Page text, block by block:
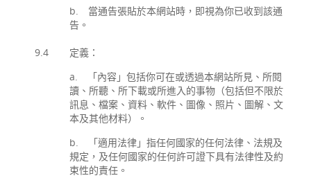
b. 當通告張貼於本網站時，即視為你已收到該通
告。
9.4
定義：
a. 「內容」包括你可在或透過本網站所見、所閱
讀、所聽、所下載或所進入的事物（包括但不限於
訊息、檔案、資料、軟件、圖像、照片、圖解、文
本及其他材料）。
b. 「適用法律」指任何國家的任何法律、法規及
規定，及任何國家的任何許可證下具有法律性及約
束性的責任。